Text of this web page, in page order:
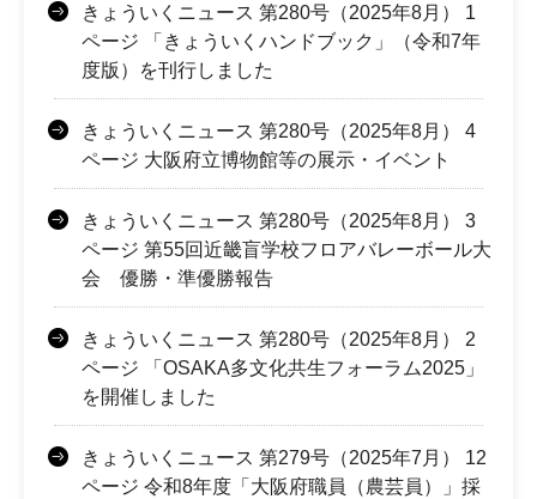
きょういくニュース 第280号（2025年8月） 1
ページ 「きょういくハンドブック」（令和7年
度版）を刊行しました
きょういくニュース 第280号（2025年8月） 4
ページ 大阪府立博物館等の展示・イベント
きょういくニュース 第280号（2025年8月） 3
ページ 第55回近畿盲学校フロアバレーボール大
会 優勝・準優勝報告
きょういくニュース 第280号（2025年8月） 2
ページ 「OSAKA多文化共生フォーラム2025」
を開催しました
きょういくニュース 第279号（2025年7月） 12
ページ 令和8年度「大阪府職員（農芸員）」採